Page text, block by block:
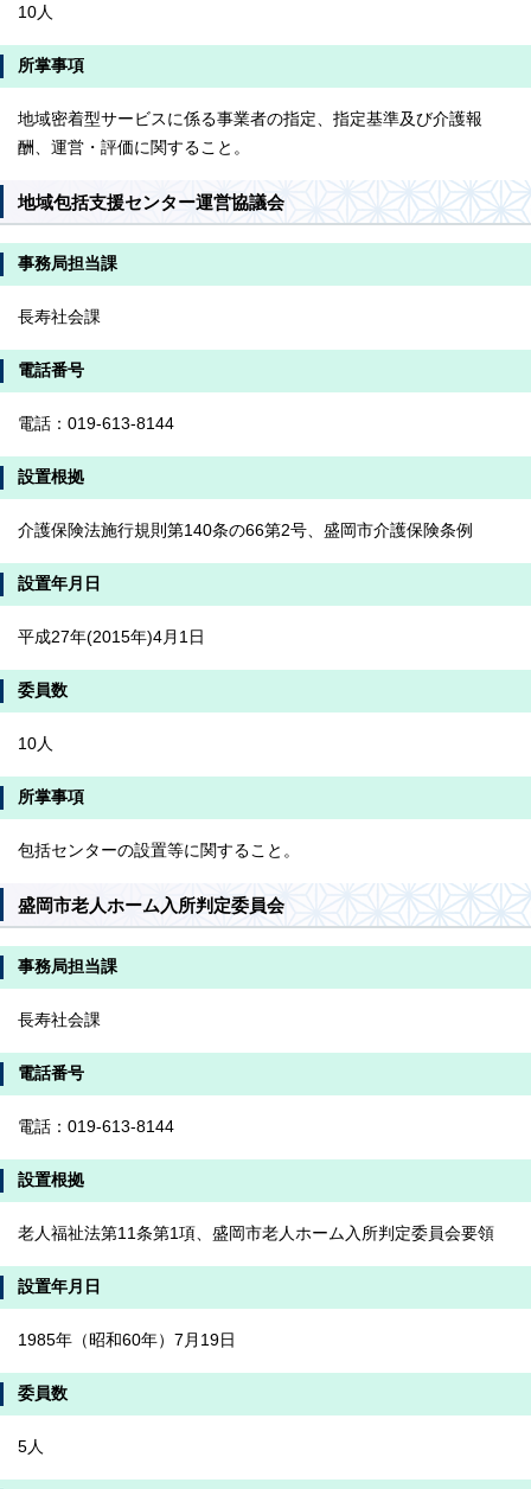
10人
所掌事項
地域密着型サービスに係る事業者の指定、指定基準及び介護報
酬、運営・評価に関すること。
地域包括支援センター運営協議会
事務局担当課
長寿社会課
電話番号
電話：019-613-8144
設置根拠
介護保険法施行規則第140条の66第2号、盛岡市介護保険条例
設置年月日
平成27年(2015年)4月1日
委員数
10人
所掌事項
包括センターの設置等に関すること。
盛岡市老人ホーム入所判定委員会
事務局担当課
長寿社会課
電話番号
電話：019-613-8144
設置根拠
老人福祉法第11条第1項、盛岡市老人ホーム入所判定委員会要領
設置年月日
1985年（昭和60年）7月19日
委員数
5人